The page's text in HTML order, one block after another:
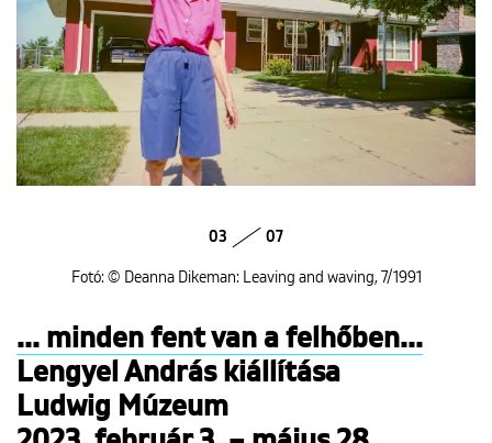
03 07
Fotó: © Deanna Dikeman: Leaving and waving, 7/1991
... minden fent van a felhőben...
Lengyel András kiállítása
Ludwig Múzeum